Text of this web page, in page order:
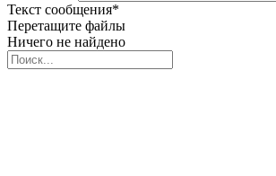
Текст сообщения*
Перетащите файлы
Ничего не найдено